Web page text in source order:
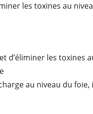
les toxines au
d’éliminer les toxines
au niveau du